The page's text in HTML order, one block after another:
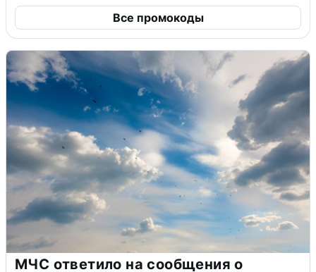
Все промокоды
МЧС ответило на сообщения о